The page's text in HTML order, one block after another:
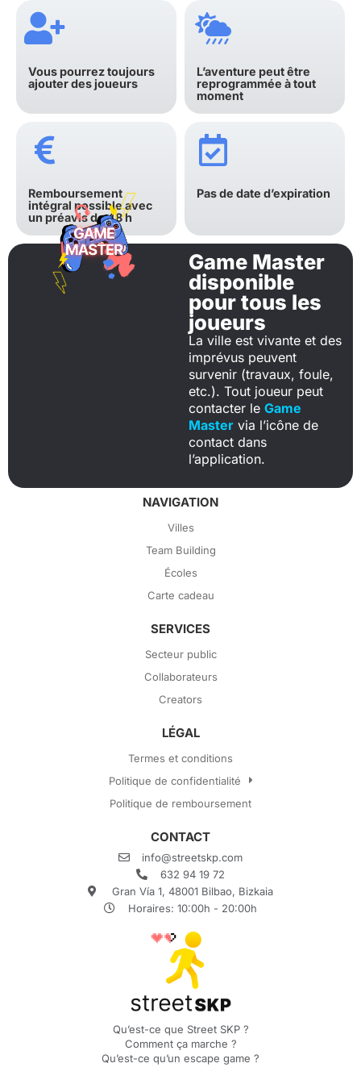
Vous pourrez toujours
ajouter des joueurs
L’aventure peut être
reprogrammée à tout
moment
Remboursement
intégral possible avec
un préavis de 48 h
Pas de date d’expiration
Game Master
disponible
pour tous les
joueurs
La ville est vivante et des
imprévus peuvent
survenir (travaux, foule,
etc.). Tout joueur peut
contacter le Game
Master via l’icône de
contact dans
l’application.
NAVIGATION
Villes
Team Building
Écoles
Carte cadeau
SERVICES
Secteur public
Collaborateurs
Creators
LÉGAL
Termes et conditions
Politique de confidentialité
Politique de remboursement
CONTACT
info@streetskp.com
632 94 19 72
Gran Vía 1, 48001 Bilbao, Bizkaia
Horaires: 10:00h - 20:00h
Qu’est-ce que Street SKP ?
Comment ça marche ?
Qu’est-ce qu’un escape game ?